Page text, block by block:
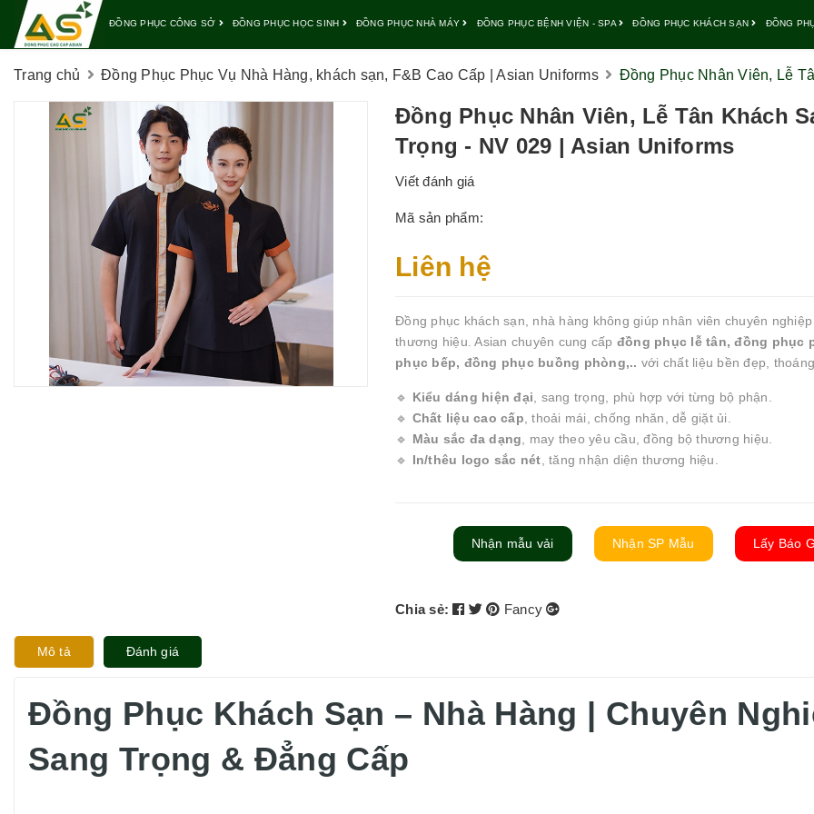
ĐỒNG PHỤC CÔNG SỞ ĐỒNG PHỤC HỌC SINH ĐỒNG PHỤC NHÀ MÁY ĐỒNG PHỤC BỆNH VIỆN - SPA ĐỒNG PHỤC KHÁCH SẠN ĐỒNG
Trang chủ Đồng Phục Phục Vụ Nhà Hàng, khách sạn, F&B Cao Cấp | Asian Uniforms Đồng Phục Nhân Viên, Lễ
Đồng Phục Nhân Viên, Lễ Tân Khách
Trọng - NV 029 | Asian Uniforms
Viết đánh giá
Mã sản phẩm:
Liên hệ
Đồng phục khách sạn, nhà hàng không giúp nhân viên chuyên
thương hiệu. Asian chuyên cung cấp đồng phục lễ tân, đồng phục
phục bếp, đồng phục buồng phòng,.. với chất liệu bền đẹp,
🔹 Kiểu dáng hiện đại , sang trọng, phù hợp với từng bộ phận.
🔹 Chất liệu cao cấp , thoải mái, chống nhăn, dễ giặt ủi.
🔹 Màu sắc đa dạng , may theo yêu cầu, đồng bộ thương hiệu.
🔹 In/thêu logo sắc nét , tăng nhận diện thương hiệu.
Nhận mẫu vải Nhận SP Mẫu Lấy Báo
Chia sẻ: Fancy
Mô tả Đánh giá
Đồng Phục Khách Sạn – Nhà Hàng | Chuyên
Sang Trọng & Đẳng Cấp